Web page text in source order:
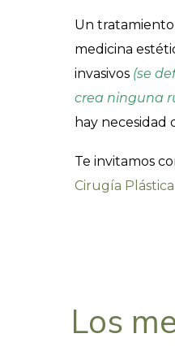
Un
medicina
invasivos (se
crea ninguna
hay necesidad
Te invitamos
Cirugía Plástica
Los